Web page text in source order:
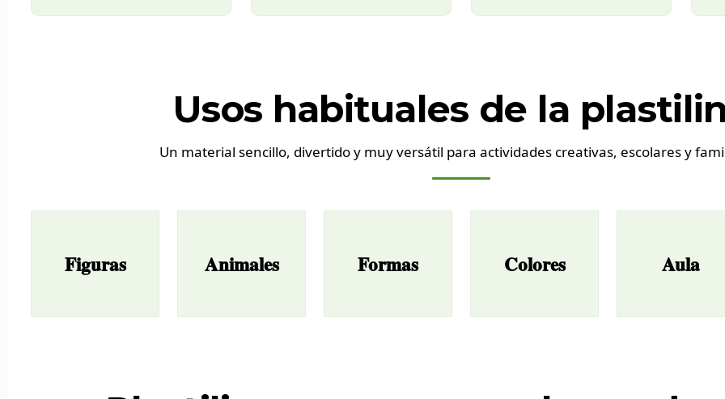
Usos habituales de la
Un material sencillo, divertido y muy versátil para actividades creativas, escolares y
Figuras Animales Formas Colores Aula